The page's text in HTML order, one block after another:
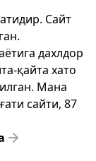
Сайт
дахлдор
қайта хато
Мана
сайти, 87